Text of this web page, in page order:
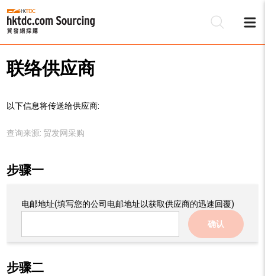
联络供应商
以下信息将传送给供应商:
查询来源: 贸发网采购
步骤一
电邮地址(填写您的公司电邮地址以获取供应商的迅速回覆)
确认
步骤二